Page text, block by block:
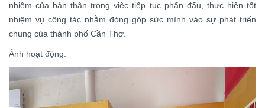
nhiệm của bản thân trong việc tiếp tục phấn đấu, thực hiện tốt
nhiệm vụ công tác nhằm đóng góp sức mình vào sự phát triển
chung của thành phố Cần Thơ.
Ảnh hoạt động: